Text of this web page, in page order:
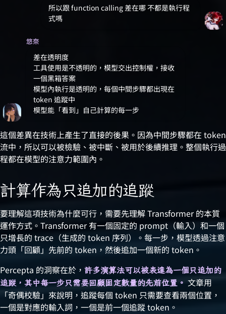
所以跟 function calling 差在哪 不都是執行程
式嗎
悠奈
差在透明度
工具使用是不透明的，模型交出控制權，接收
一個黑箱答案
模型內執行是透明的，每個中間步驟都出現在
token 追蹤中
模型能「看到」自己計算的每一步
這個差異在技術上產生了直接的後果。因為中間步驟都在 token
流中，所以可以被檢驗、被中斷、被用於後續推理。整個執行過
程都在模型的注意力範圍內。
計算作為只追加的追蹤
要理解這項技術為什麼可行，需要先理解 Transformer 的本質
運作方式。Transformer 有一個固定的 prompt（輸入）和一個
只增長的 trace（生成的 token 序列）。每一步，模型透過注意
力頭「回顧」先前的 token，然後追加一個新的 token。
Percepta 的洞察在於， 許多演算法可以被表達為一個只追加的
追蹤，其中每一步只需要回顧固定數量的先前位置。 文章用
「奇偶校驗」來說明，追蹤每個 token 只需要查看兩個位置，
一個是對應的輸入詞，一個是前一個追蹤 token。